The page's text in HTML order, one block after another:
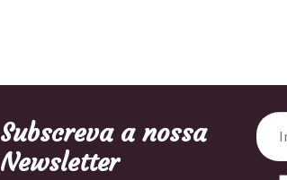
Subscreva a nossa
Newsletter